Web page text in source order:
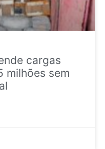
cargas
milhões sem